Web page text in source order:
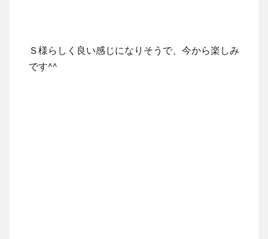
Ｓ様らしく良い感じになりそうで、今から楽しみ
です^^